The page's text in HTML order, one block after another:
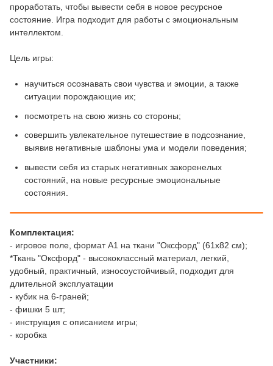
проработать, чтобы вывести себя в новое ресурсное
состояние. Игра подходит для работы с эмоциональным
интеллектом.
Цель игры:
научиться осознавать свои чувства и эмоции, а также
ситуации порождающие их;
посмотреть на свою жизнь со стороны;
совершить увлекательное путешествие в подсознание,
выявив негативные шаблоны ума и модели поведения;
вывести себя из старых негативных закоренелых
состояний, на новые ресурсные эмоциональные
состояния.
Комплектация:
- игровое поле, формат А1 на ткани "Оксфорд" (61х82 см);
*Ткань "Оксфорд" - высококлассный материал, легкий,
удобный, практичный, износоустойчивый, подходит для
длительной эксплуатации
- кубик на 6-граней;
- фишки 5 шт;
- инструкция с описанием игры;
- коробка
Участники: